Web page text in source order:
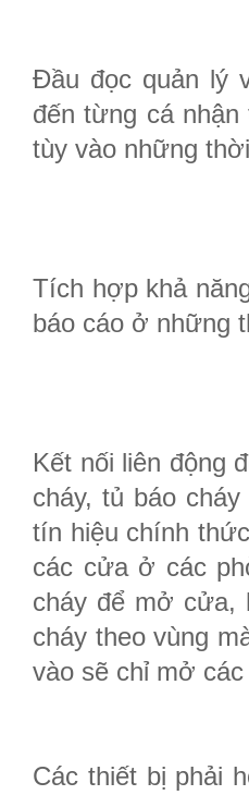
Đầu đọc quản lý
đến từng cá
tùy vào những
Tích hợp khả
báo cáo ở những
Kết nối liên động
cháy, tủ báo
tín hiệu chính
các cửa ở các
cháy để mở cửa,
cháy theo vùng
vào sẽ chỉ mở
Các thiết bị phải